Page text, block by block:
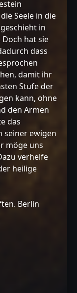
Seele in die
in
hat sie
dass
damit ihr
Stufe der
kann, ohne
den Armen
das
seiner ewigen
möge uns
verhelfe
heilige
Berlin